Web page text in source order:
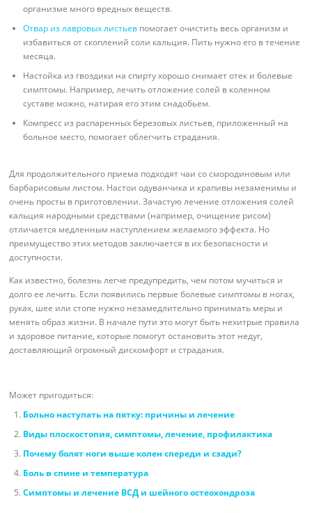
организме много вредных веществ.
Отвар из лавровых листьев помогает очистить весь организм и
избавиться от скоплений соли кальция. Пить нужно его в течение
месяца.
Настойка из гвоздики на спирту хорошо снимает отек и болевые
симптомы. Например, лечить отложение солей в коленном
суставе можно, натирая его этим снадобьем.
Компресс из распаренных березовых листьев, приложенный на
больное место, помогает облегчить страдания.
Для продолжительного приема подходят чаи со смородиновым или
барбарисовым листом. Настои одуванчика и крапивы незаменимы и
очень просты в приготовлении. Зачастую лечение отложения солей
кальция народными средствами (например, очищение рисом)
отличается медленным наступлением желаемого эффекта. Но
преимущество этих методов заключается в их безопасности и
доступности.
Как известно, болезнь легче предупредить, чем потом мучиться и
долго ее лечить. Если появились первые болевые симптомы в ногах,
руках, шее или стопе нужно незамедлительно принимать меры и
менять образ жизни. В начале пути это могут быть нехитрые правила
и здоровое питание, которые помогут остановить этот недуг,
доставляющий огромный дискомфорт и страдания.
Может пригодиться:
Больно наступать на пятку: причины и лечение
Виды плоскостопия, симптомы, лечение, профилактика
Почему болят ноги выше колен спереди и сзади?
Боль в спине и температура
Симптомы и лечение ВСД и шейного остеохондроза